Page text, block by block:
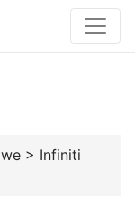
> Infiniti